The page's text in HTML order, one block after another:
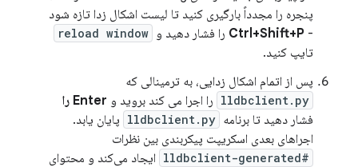
پنجره را مجدداً بارگیری کنید تا لیست اشکال زدا تازه شود
-
Ctrl+Shift+P را فشار دهید و reload window
تایپ کنید.
پس از اتمام اشکال زدایی، به ترمینالی که
lldbclient.py را اجرا می کند بروید و Enter را
فشار دهید تا برنامه lldbclient.py پایان یابد.
اجراهای بعدی اسکریپت پیکربندی بین نظرات
#lldbclient-generated
ایجاد می‌کند و محتوای